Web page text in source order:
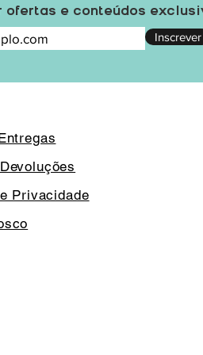
ofertas e conteúdos
Inscrever
Privacidade